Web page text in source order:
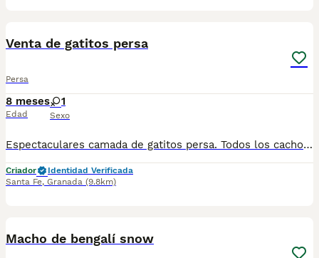
Venta de gatitos persa
Persa
8 meses
Edad
1
Sexo
Espectaculares camada de gatitos persa. Todos los cachorritos se entregan con unos dos meses y medio de edad y sus vacunas correspondientes, desparasitados interna y externamente, con certificado de salud, y garantía tanto por enfermedad vírica como congénito genética. Posibilidad de entregar en toda España mediante transporte propio preparado para animales y con chofer privado. Los precios pueden variar según las características y morfología de cada cachorro. Añádenos al whats app o llámanos, y encantados atenderemos todas tus dudas y consultas. Teléfono / Whats app: 641 92 23 90
Criador
Identidad Verificada
Santa Fe, Granada (9.8km)
Macho de bengalí snow